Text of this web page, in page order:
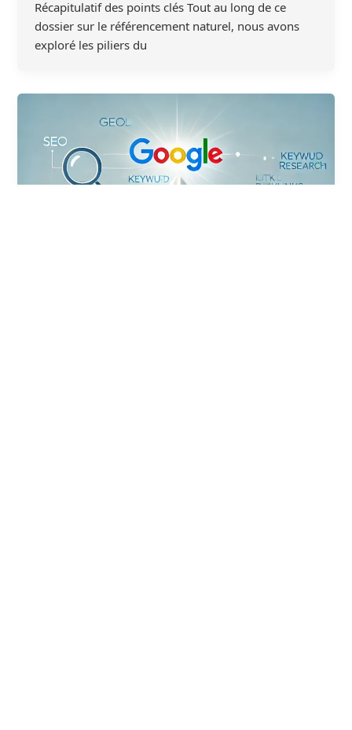
Récapitulatif des points clés Tout au long de ce
dossier sur le référencement naturel, nous avons
exploré les piliers du